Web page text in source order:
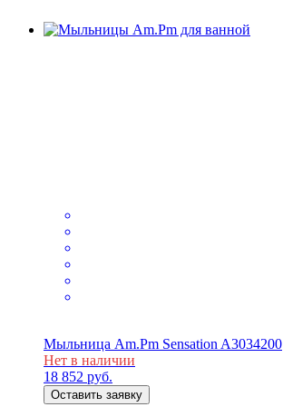
Мыльница Am.Pm Sensation A3034200
Нет в наличии
18 852 руб.
Оставить заявку